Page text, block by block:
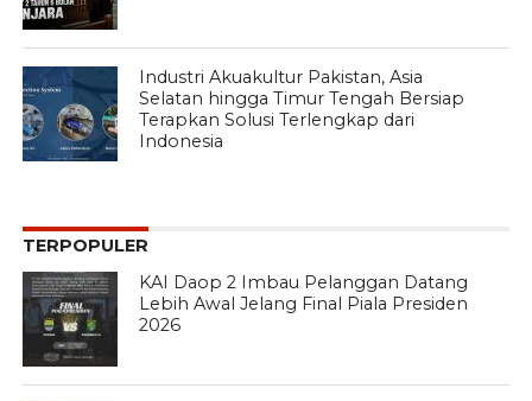
Industri Akuakultur Pakistan, Asia
Selatan hingga Timur Tengah Bersiap
Terapkan Solusi Terlengkap dari
Indonesia
TERPOPULER
KAI Daop 2 Imbau Pelanggan Datang
Lebih Awal Jelang Final Piala Presiden
2026